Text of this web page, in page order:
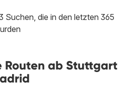
Suchen, die in den letzten 365
Routen ab Stuttgart